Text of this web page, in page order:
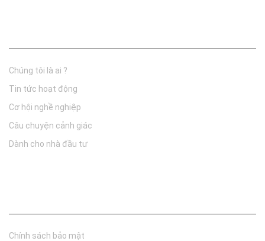
Chúng tôi là ai ?
Tin tức hoạt động
Cơ hội nghề nghiệp
Câu chuyện cảnh giác
Dành cho nhà đầu tư
Chính sách bảo mật